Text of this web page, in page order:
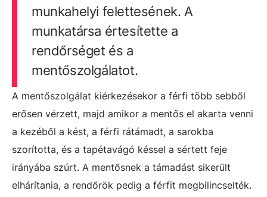
munkahelyi felettesének. A
munkatársa értesítette a
rendőrséget és a
mentőszolgálatot.
A mentőszolgálat kiérkezésekor a férfi több sebből
erősen vérzett, majd amikor a mentős el akarta venni
a kezéből a kést, a férfi rátámadt, a sarokba
szorította, és a tapétavágó késsel a sértett feje
irányába szúrt. A mentősnek a támadást sikerült
elhárítania, a rendőrök pedig a férfit megbilincselték.